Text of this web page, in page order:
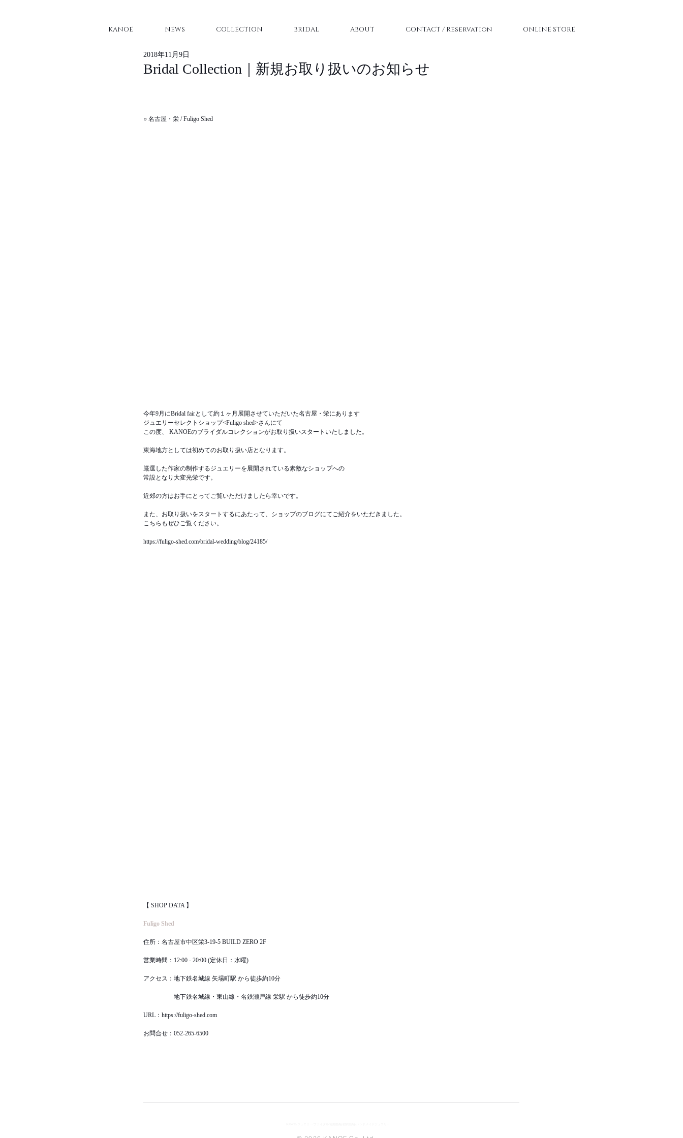
KANOE NEWS COLLECTION BRIDAL ABOUT CONTACT / Reservation ONLINE STORE
Bridal Collection｜新規お取り扱いのお知らせ
2018年11月9日
○ 名古屋・栄 / Fuligo Shed
今年9月にBridal fairとして約１ヶ月展開させていただいた名古屋・栄にあります
ジュエリーセレクトショップ<Fuligo shed>さんにて
この度、 KANOEのブライダルコレクションがお取り扱いスタートいたしました。
東海地方としては初めてのお取り扱い店となります。
厳選した作家の制作するジュエリーを展開されている素敵なショップへの
常設となり大変光栄です。
近郊の方はお手にとってご覧いただけましたら幸いです。
また、お取り扱いをスタートするにあたって、ショップのブログにてご紹介をいただきました。
こちらもぜひご覧ください。
https://fuligo-shed.com/bridal-wedding/blog/24185/
【 SHOP DATA 】
Fuligo Shed
住所：名古屋市中区栄3-19-5 BUILD ZERO 2F
営業時間：12:00 - 20:00 (定休日：水曜)
アクセス：地下鉄名城線 矢場町駅 から徒歩約10分
地下鉄名城線・東山線・名鉄瀬戸線 栄駅 から徒歩約10分
URL：https://fuligo-shed.com
お問合せ：052-265-6500